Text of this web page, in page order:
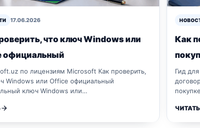
17.06.2026
что ключ Windows или
официальный
по лицензиям Microsoft Как проверить,
Windows или Office официальный
ключ Windows или…
Как
Гид
ЧИТАТЬ